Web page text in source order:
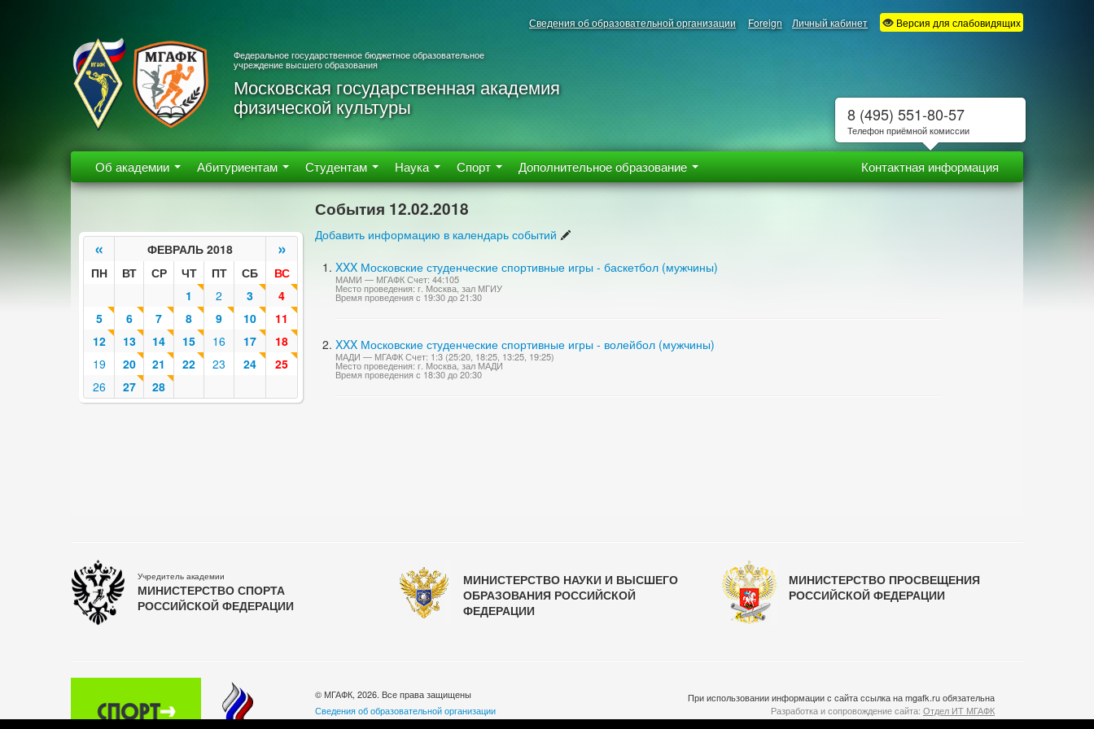
Сведения об образовательной организации Foreign Личный кабинет Версия для слабовидящих
Федеральное государственное бюджетное образовательное
учреждение высшего образования
Московская государственная академия
физической культуры
Об академии Абитуриентам Студентам Наука Спорт Дополнительное образование Контактная информация
« ФЕВРАЛЬ 2018 »
ПН ВТ СР ЧТ ПТ СБ
ВС
1
2 3
4
5
6 7 8 9 10
11
12
13 14 15 16 17
18
19
20 21 22 23 24
25
26
27 28
События 12.02.2018
Добавить информацию в календарь событий
XXX Московские студенческие спортивные игры - баскетбол (мужчины)
МАМИ — МГАФК Счет: 44:105
Место проведения: г. Москва, зал МГИУ
Время проведения с 19:30 до 21:30
XXX Московские студенческие спортивные игры - волейбол (мужчины)
МАДИ — МГАФК Счет: 1:3 (25:20, 18:25, 13:25, 19:25)
Место проведения: г. Москва, зал МАДИ
Время проведения с 18:30 до 20:30
Учредитель академии
МИНИСТЕРСТВО СПОРТА
РОССИЙСКОЙ ФЕДЕРАЦИИ
МИНИСТЕРСТВО НАУКИ И ВЫСШЕГО
ОБРАЗОВАНИЯ РОССИЙСКОЙ
ФЕДЕРАЦИИ
МИНИСТЕРСТВО ПРОСВЕЩЕНИЯ
РОССИЙСКОЙ ФЕДЕРАЦИИ
© МГАФК, 2026. Все права защищены
Сведения об образовательной организации
При использовании информации с сайта ссылка на mgafk.ru обязательна
Разработка и сопровождение сайта: Отдел ИТ МГАФК
Система управления контентом:temeshov.ru
8 (495) 551-80-57
Телефон приёмной комиссии